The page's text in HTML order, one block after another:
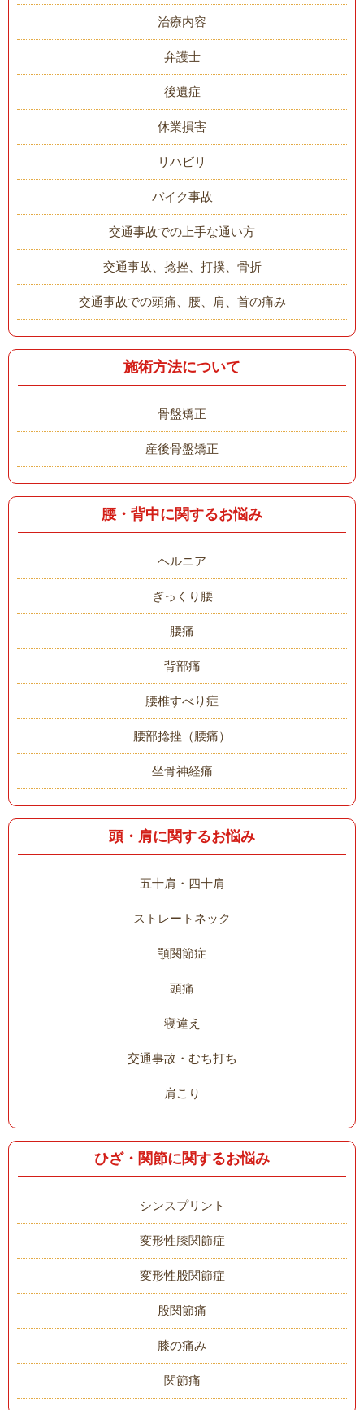
治療内容
弁護士
後遺症
休業損害
リハビリ
バイク事故
交通事故での上手な通い方
交通事故、捻挫、打撲、骨折
交通事故での頭痛、腰、肩、首の痛み
施術方法について
骨盤矯正
産後骨盤矯正
腰・背中に関するお悩み
ヘルニア
ぎっくり腰
腰痛
背部痛
腰椎すべり症
腰部捻挫（腰痛）
坐骨神経痛
頭・肩に関するお悩み
五十肩・四十肩
ストレートネック
顎関節症
頭痛
寝違え
交通事故・むち打ち
肩こり
ひざ・関節に関するお悩み
シンスプリント
変形性膝関節症
変形性股関節症
股関節痛
膝の痛み
関節痛